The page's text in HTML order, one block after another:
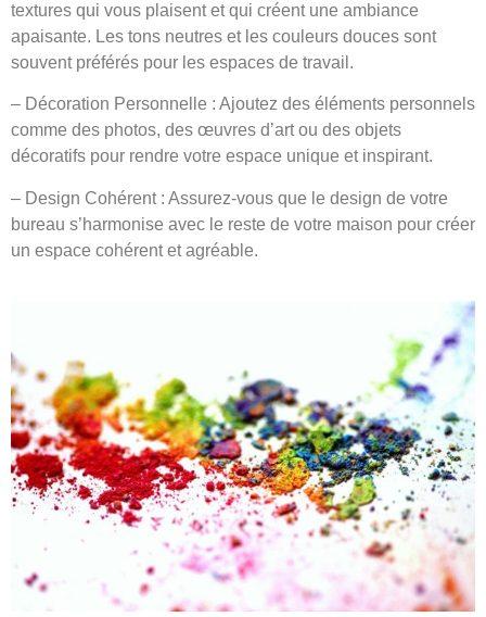
textures qui vous plaisent et qui créent une ambiance
apaisante. Les tons neutres et les couleurs douces sont
souvent préférés pour les espaces de travail.
– Décoration Personnelle : Ajoutez des éléments personnels
comme des photos, des œuvres d’art ou des objets
décoratifs pour rendre votre espace unique et inspirant.
– Design Cohérent : Assurez-vous que le design de votre
bureau s’harmonise avec le reste de votre maison pour créer
un espace cohérent et agréable.